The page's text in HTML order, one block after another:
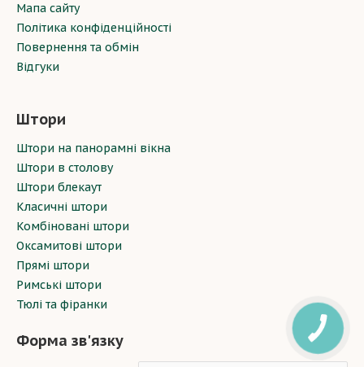
Мапа сайту
Політика конфіденційності
Повернення та обмін
Відгуки
Штори
Штори на панорамні вікна
Штори в столову
Штори блекаут
Класичні штори
Комбіновані штори
Оксамитові штори
Прямі штори
Римські штори
Тюлі та фіранки
Форма зв'язку